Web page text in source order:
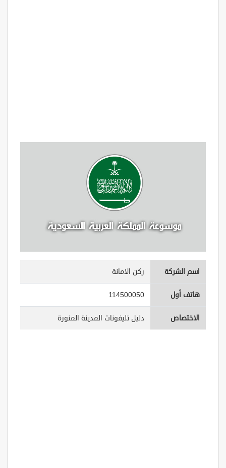
اسم الشركة ركن الامانة
هاتف أول 114500050
الاختصاص دليل تليفونات المدينة المنورة